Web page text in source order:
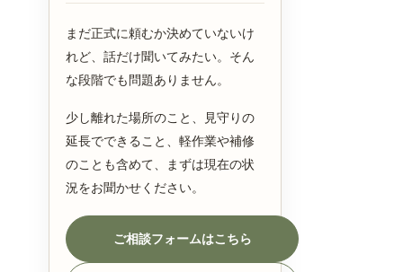
まだ正式に頼むか決めていないけ
れど、話だけ聞いてみたい。そん
な段階でも問題ありません。
少し離れた場所のこと、見守りの
延長でできること、軽作業や補修
のことも含めて、まずは現在の状
況をお聞かせください。
ご相談フォームはこちら